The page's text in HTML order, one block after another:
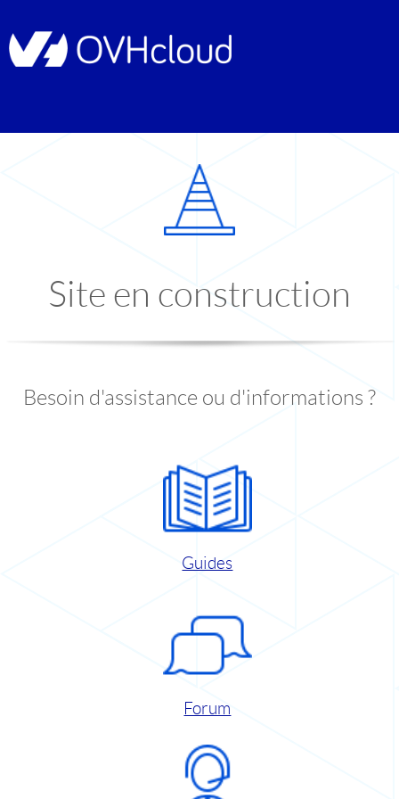
Site en construction
Besoin d'assistance ou d'informations ?
Guides
Forum